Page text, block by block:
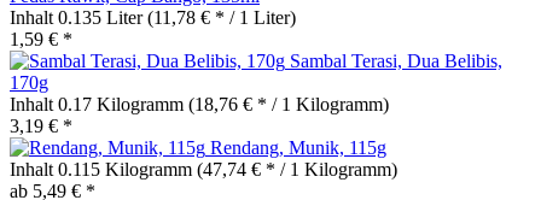
Inhalt 0.135 Liter(11,78 € * / 1 Liter)
1,59 € *
Sambal Terasi, Dua Belibis,
170g
Inhalt 0.17 Kilogramm (18,76 € * / 1 Kilogramm)
3,19 € *
Rendang, Munik, 115g
Inhalt 0.115 Kilogramm (47,74 € * / 1 Kilogramm)
ab 5,49 € *